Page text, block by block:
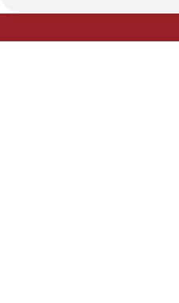
die bei einem gesunden
Symptome auslösen,